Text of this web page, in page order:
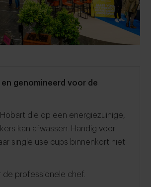
genomineerd voor de
Hobart die op een energiezuinige,
kan afwassen. Handig voor
single use cups binnenkort niet
de professionele chef.